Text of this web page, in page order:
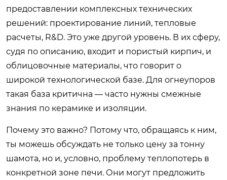
предоставлении комплексных технических
решений: проектирование линий, тепловые
расчеты, R&D. Это уже другой уровень. В их сферу,
судя по описанию, входит и пористый кирпич, и
облицовочные материалы, что говорит о
широкой технологической базе. Для огнеупоров
такая база критична — часто нужны смежные
знания по керамике и изоляции.
Почему это важно? Потому что, обращаясь к ним,
ты можешь обсуждать не только цену за тонну
шамота, но и, условно, проблему теплопотерь в
конкретной зоне печи. Они могут предложить